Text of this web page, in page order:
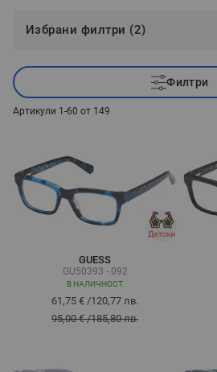
Избрани филтри (2)
Филтри
Артикули 1 -60 от 149
GUESS
GU50393 - 092
В НАЛИЧНОСТ
61,75 € /120,77 лв.
95,00 €/185,80 лв.